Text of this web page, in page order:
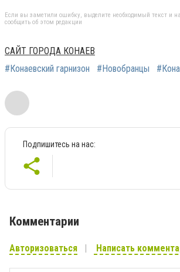
Если вы заметили ошибку, выделите необходимый текст и
сообщить об этом редакции
САЙТ ГОРОДА КОНАЕВ
#Конаевский гарнизон
#Новобранцы
Подпишитесь на нас:
Комментарии
Авторизоваться Написать